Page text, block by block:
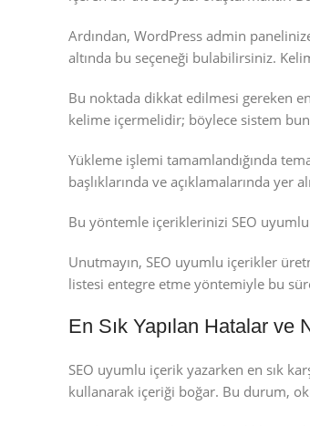
Ardından, WordPress admin
altında bu seçeneği bulabilirsiniz.
Bu noktada dikkat edilmesi gereken
kelime içermelidir; böylece sistem
Yükleme işlemi tamamlandığında
başlıklarında ve açıklamalarında yer
Bu yöntemle içeriklerinizi SEO uyumlu
Unutmayın, SEO uyumlu içerikler
listesi entegre etme yöntemiyle bu
En Sık Yapılan Hatalar ve
SEO uyumlu içerik yazarken en sık
kullanarak içeriği boğar. Bu durum,